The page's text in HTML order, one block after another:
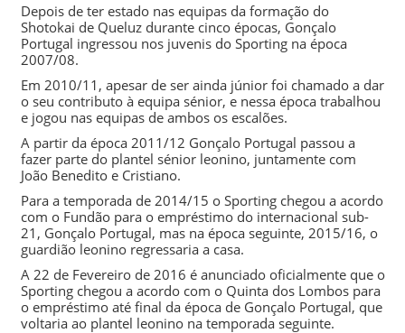
Depois de ter estado nas equipas da formação do
Shotokai de Queluz durante cinco épocas, Gonçalo
Portugal ingressou nos juvenis do Sportingna época
2007/08.
Em 2010/11 , apesar de ser ainda júnior foi chamado a dar
o seu contributo à equipa sénior, e nessa época trabalhou
e jogou nas equipas de ambos os escalões.
A partir da época 2011/12 Gonçalo Portugal passou a
fazer parte do plantel sénior leonino, juntamente com
João Beneditoe Cristiano.
Para a temporada de 2014/15 o Sportingchegou a acordo
com o Fundão para o empréstimo do internacional sub-
21, Gonçalo Portugal, mas na época seguinte, 2015/16, o
guardião leonino regressaria a casa.
A 22 de Fevereiro de 2016 é anunciado oficialmente que o
Sportingchegou a acordo com o Quinta dos Lombos para
o empréstimo até final da época de Gonçalo Portugal, que
voltaria ao plantel leonino na temporada seguinte.